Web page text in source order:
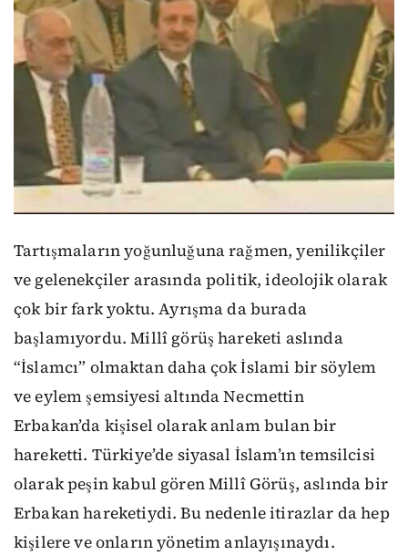
Tartışmaların yoğunluğuna rağmen, yenilikçiler
ve gelenekçiler arasında politik, ideolojik olarak
çok bir fark yoktu. Ayrışma da burada
başlamıyordu. Millî görüş hareketi aslında
“İslamcı” olmaktan daha çok İslami bir söylem
ve eylem şemsiyesi altında Necmettin
Erbakan’da kişisel olarak anlam bulan bir
hareketti. Türkiye’de siyasal İslam’ın temsilcisi
olarak peşin kabul gören Millî Görüş, aslında bir
Erbakan hareketiydi. Bu nedenle itirazlar da hep
kişilere ve onların yönetim anlayışınaydı.